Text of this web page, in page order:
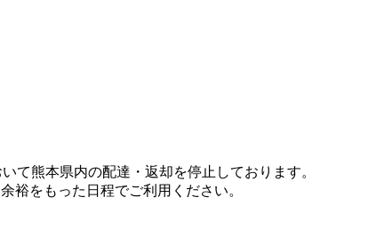
て熊本県内の配達・返却を停止しております。
裕をもった日程でご利用ください。